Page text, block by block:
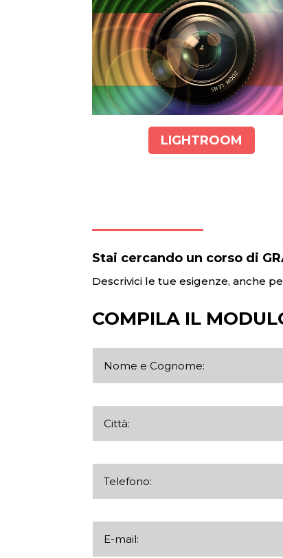
LIGHTROOM
Stai cercando un corso di
Descrivici le tue esigenze, anche
COMPILA IL